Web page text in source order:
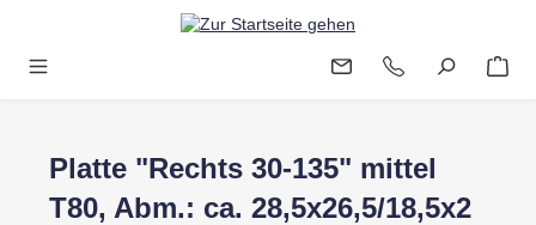
Zum Hauptinhalt springen
Platte "Rechts 30-135" mittel
T80, Abm.: ca. 28,5x26,5/18,5x2